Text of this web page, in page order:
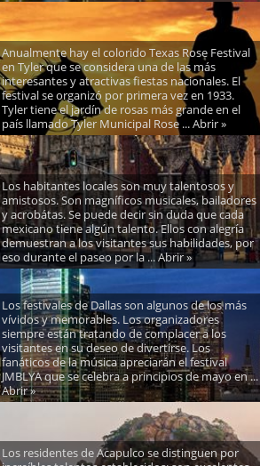
Anualmente hay el colorido Texas Rose Festival
en Tyler que se considera una de las más
interesantes y atractivas fiestas nacionales. El
festival se organizó por primera vez en 1933.
Tyler tiene el jardín de rosas más grande en el
país llamado Tyler Municipal Rose ... Abrir »
Los habitantes locales son muy talentosos y
amistosos. Son magníficos musicales, bailadores
y acrobátas. Se puede decir sin duda que cada
mexicano tiene algún talento. Ellos con alegría
demuestran a los visitantes sus habilidades, por
eso durante el paseo por la ... Abrir »
Los festivales de Dallas son algunos de los más
vívidos y memorables. Los organizadores
siempre están tratando de complacer a los
visitantes en su deseo de divertirse. Los
fanáticos de la música apreciarán el festival
JMBLYA que se celebra a principios de mayo en ...
Abrir »
Los residentes de Acapulco se distinguen por